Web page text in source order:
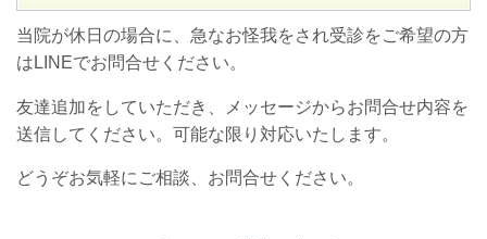
当院が休日の場合に、急なお怪我をされ受診をご希望の方
はLINEでお問合せください。
友達追加をしていただき、メッセージからお問合せ内容を
送信してください。可能な限り対応いたします。
どうぞお気軽にご相談、お問合せください。